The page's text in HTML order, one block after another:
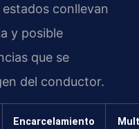
conllevan
y posible
que se
del conductor.
Encarcelamiento